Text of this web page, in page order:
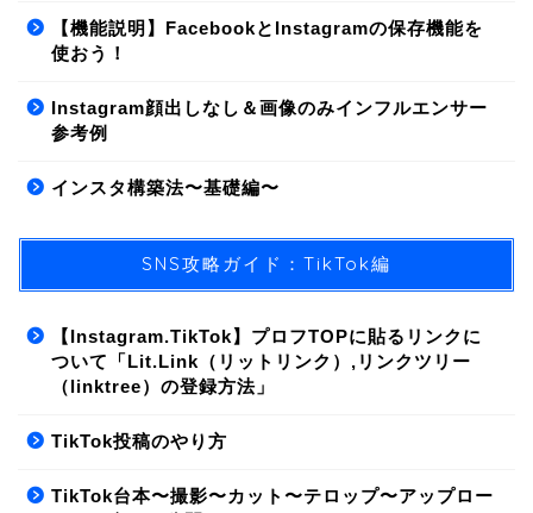
【機能説明】FacebookとInstagramの保存機能を
使おう！
Instagram顔出しなし＆画像のみインフルエンサー
参考例
インスタ構築法〜基礎編〜
SNS攻略ガイド：TikTok編
【Instagram.TikTok】プロフTOPに貼るリンクに
ついて「Lit.Link（リットリンク）,リンクツリー
（linktree）の登録方法」
TikTok投稿のやり方
TikTok台本〜撮影〜カット〜テロップ〜アップロー
02.ライティング